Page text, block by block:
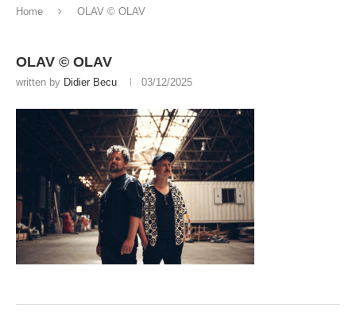
Home OLAV © OLAV
OLAV © OLAV
written by Didier Becu 03/12/2025